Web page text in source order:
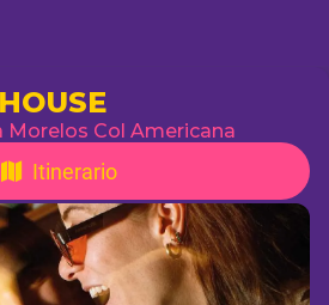
Morelos Col Americana
Itinerario